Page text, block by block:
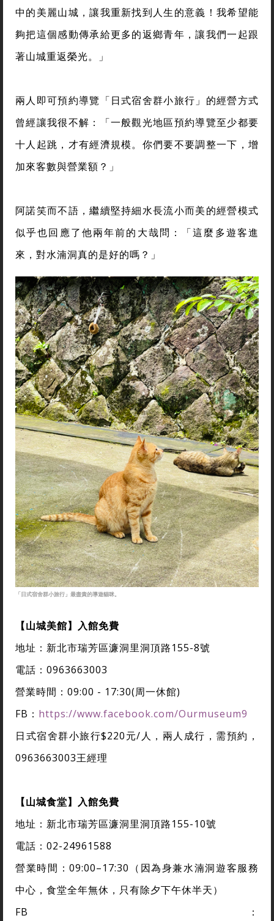
中的美麗山城，讓我重新找到人生的意義！我希望能
夠把這個感動傳承給更多的返鄉青年，讓我們一起跟
著山城重返榮光。」
兩人即可預約導覽「日式宿舍群小旅行」的經營方式
曾經讓我很不解：「一般觀光地區預約導覽至少都要
十人起跳，才有經濟規模。你們要不要調整一下，增
加來客數與營業額？」
阿諾笑而不語，繼續堅持細水長流小而美的經營模式
似乎也回應了他兩年前的大哉問：「這麼多遊客進
來，對水湳洞真的是好的嗎？」
「日式宿舍群小旅行」最盡責的導遊貓咪。
【山城美館】入館免費
地址：新北市瑞芳區濂洞里洞頂路155-8號
電話：0963663003
營業時間：09:00 - 17:30(周一休館)
FB： https://www.facebook.com/Ourmuseum9
日式宿舍群小旅行$220元/人，兩人成行，需預約，
0963663003王經理
【山城食堂】入館免費
地址：新北市瑞芳區濂洞里洞頂路155-10號
電話：02-24961588
營業時間：09:00–17:30（因為身兼水湳洞遊客服務
中心，食堂全年無休，只有除夕下午休半天）
FB：